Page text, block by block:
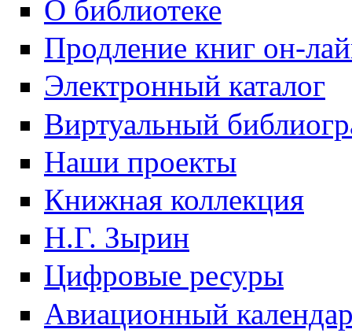
О библиотеке
Продление книг он-
Электронный каталог
Виртуальный
Наши проекты
Книжная коллекция
Н.Г. Зырин
Цифровые ресуры
Авиационный